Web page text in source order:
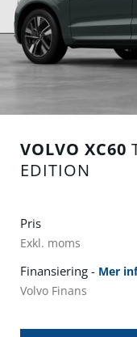
VOLVO XC60
EDITION
Pris
Exkl. moms
Finansiering - Mer
Volvo Finans